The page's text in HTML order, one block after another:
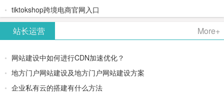
tiktokshop跨境电商官网入口
站长运营 More+
网站建设中如何进行CDN加速优化？
地方门户网站建设及地方门户网站建设方案
企业私有云的搭建有什么方法